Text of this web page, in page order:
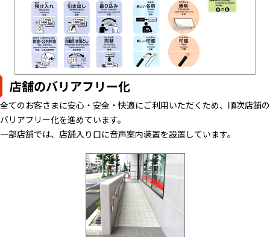
店舗のバリアフリー化
全てのお客さまに安心・安全・快適にご利用いただくため、順次店舗の
バリアフリー化を進めています。
一部店舗では、店舗入り口に音声案内装置を設置しています。